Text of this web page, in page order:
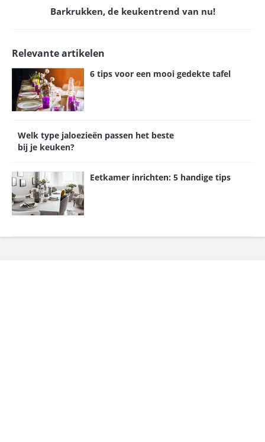
Barkrukken, de keukentrend van nu!
Relevante artikelen
6 tips voor een mooi gedekte tafel
Welk type jaloezieën passen het beste
bij je keuken?
Eetkamer inrichten: 5 handige tips